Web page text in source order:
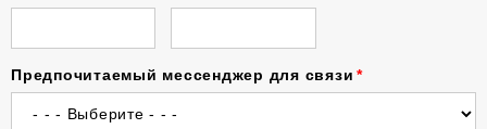
Предпочитаемый мессенджер для связи